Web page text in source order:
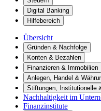
Digital Banking
Hilfebereich
Übersicht
Gründen & Nachfolge
Konten & Bezahlen
Finanzieren & Immobilien
Anlegen, Handel &
Stiftungen, Institutionelle
Nachhaltigkeit im
Finanzinstitute